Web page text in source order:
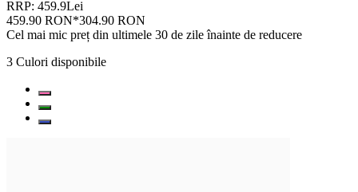
RRP: 459.9Lei
459.90 RON*304.90 RON
Cel mai mic preț din ultimele 30 de zile înainte de reducere
3 Culori disponibile